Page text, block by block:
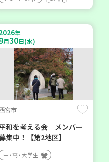
2026年
9月30日(水)
宮市
和を考える会 メンバー
集中！【第2地区】
中・高・大学生